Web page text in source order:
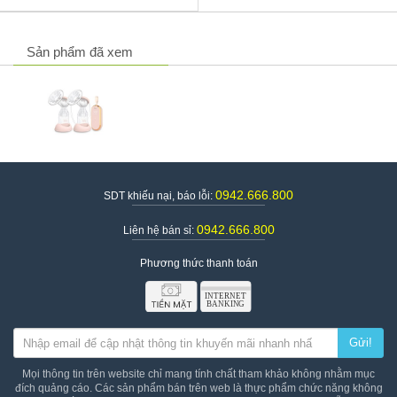
Sản phẩm đã xem
SDT khiếu nại, báo lỗi: 0942.666.800
Liên hệ bán sỉ: 0942.666.800
Phương thức thanh toán
Gửi!
Mọi thông tin trên website chỉ mang tính chất tham khảo không nhằm mục
đích quảng cáo. Các sản phẩm bán trên web là thực phẩm chức năng không